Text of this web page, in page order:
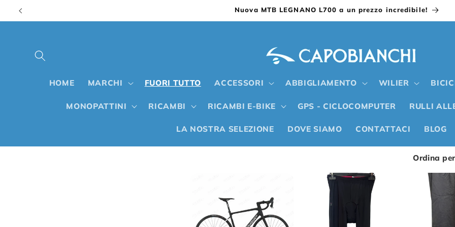
direttamente
ai contenuti
Nuova MTB LEGNANO L700 a un prezzo incredibile!
HOME MARCHI FUORI TUTTO ACCESSORI ABBIGLIAMENTO WILIER
MONOPATTINI RICAMBI RICAMBI E-BIKE GPS - CICLOCOMPUTER RULLI
LA NOSTRA SELEZIONE DOVE SIAMO CONTATTACI BLOG
Ordina